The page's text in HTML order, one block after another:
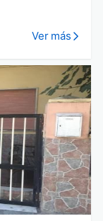
Ver más